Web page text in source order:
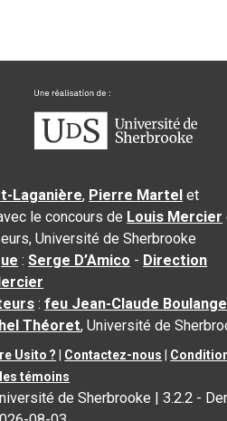
Laganière, Pierre Martel et
le concours de Louis Mercier
Université de Sherbrooke
:Serge D’Amico - Direction
:feu Jean-Claude
Théoret, Université de
Usito ? Contactez-nous
témoins
de Sherbrooke |3.2.2 -